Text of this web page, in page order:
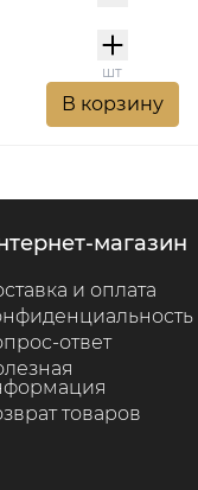
шт
В корзину
магазин
и оплата
ответ
товаров